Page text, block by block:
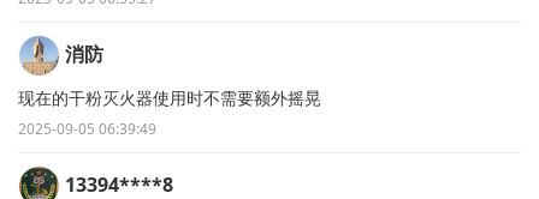
消防
现在的干粉灭火器使用时不需要额外摇晃
2025-09-05 06:39:49
13394****8